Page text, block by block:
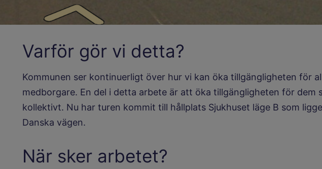
Varför gör vi detta?
Kommunen ser kontinuerligt över hur vi kan öka tillgängligheten för
medborgare. En del i detta arbete är att öka tillgängligheten för dem
kollektivt. Nu har turen kommit till hållplats Sjukhuset läge B som
Danska vägen.
När sker arbetet?